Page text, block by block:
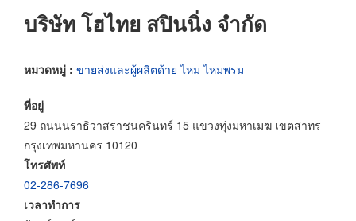
บริษัท โฮไทย สปินนิ่ง จำกัด
หมวดหมู่ : ขายส่งและผู้ผลิตด้าย ไหม ไหมพรม
ที่อยู่
29 ถนนนราธิวาสราชนครินทร์ 15 แขวงทุ่งมหาเมฆ เขตสาทร
กรุงเทพมหานคร 10120
โทรศัพท์
02-286-7696
เวลาทำการ